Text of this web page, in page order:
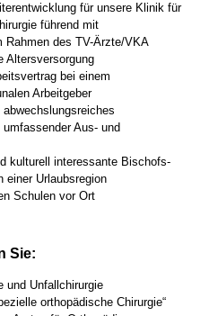
für unsere Klinik für
führend mit
Rahmen des TV-Ärzte/VKA
Altersversorgung
bei einem
Arbeitgeber
Aus- und
kulturell interessante Bischofs-
einer Urlaubsregion
Schulen vor Ort
Sie:
und Unfallchirurgie
orthopädische Chirurgie“